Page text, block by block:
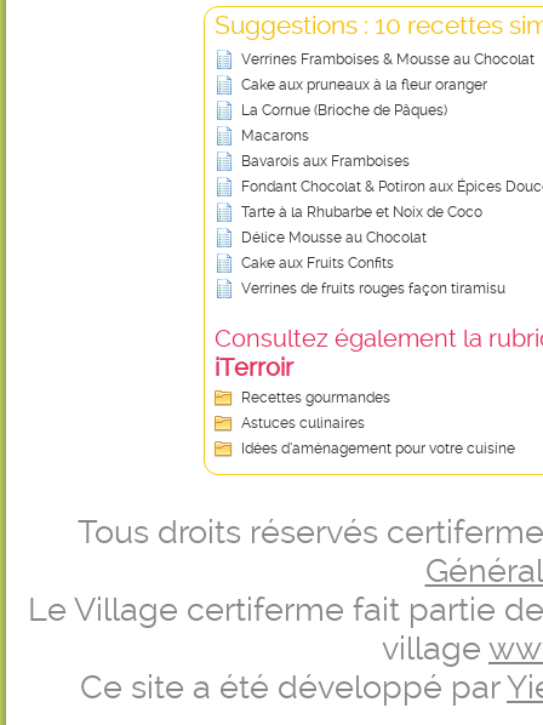
Suggestions : 10 recettes
Verrines Framboises & Mousse au Chocolat
Cake aux pruneaux à la fleur oranger
La Cornue (Brioche de Pâques)
Macarons
Bavarois aux Framboises
Fondant Chocolat & Potiron aux Épices
Tarte à la Rhubarbe et Noix de Coco
Délice Mousse au Chocolat
Cake aux Fruits Confits
Verrines de fruits rouges façon tiramisu
Consultez également la
iTerroir
Recettes gourmandes
Astuces culinaires
Idées d’aménagement pour votre cuisine
Tous droits réservés
Le Village certiferme fait partie
village
Ce site a été développé par